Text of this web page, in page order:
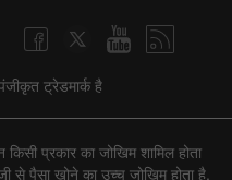
ट्रेडमार्क है
प्रकार का जोखिम शामिल होता
से पैसा खोने का उच्च जोखिम होता है,